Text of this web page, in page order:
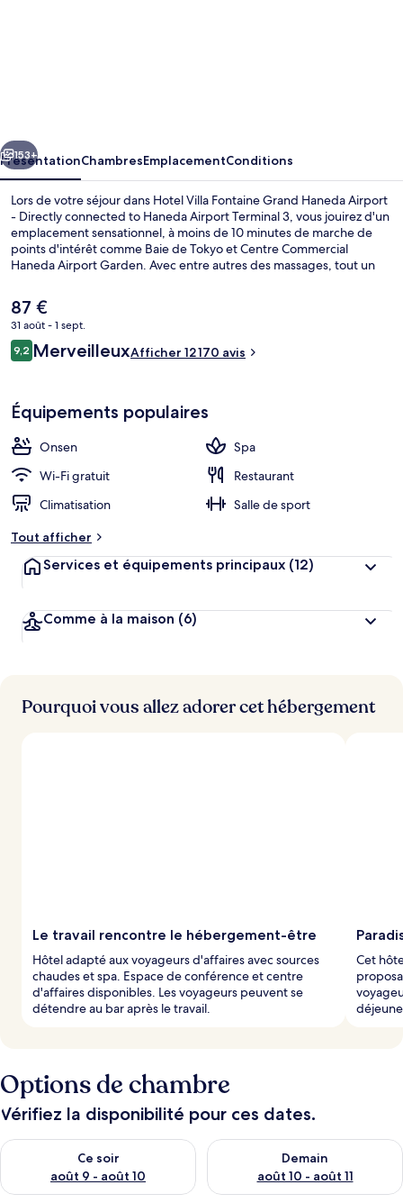
Haneda
Airport
Directly
connected
Haneda
Airport
Terminal
Extérieur
Suivant
153+
PrésentationChambresEmplacementConditions
Lors de votre séjour dans Hotel Villa Fontaine Grand Haneda Airport
- Directly connected to Haneda Airport Terminal 3, vous jouirez d'un
emplacement sensationnel, à moins de 10 minutes de marche de
points d'intérêt comme Baie de Tokyo et Centre Commercial
Haneda Airport Garden. Avec entre autres des massages, tout un
l'établissement オールデイダイニング グランドエール, l'un des 2
restaurants, vous accueille au moment du petit déjeuner, du
déjeuner et du dîner. Au menu des petits plus offerts sur place, on
trouve une salle de fitness et un bar / salon. Sympa non ? La literie
de qualité et le personnel attentionné remportent un franc succès
min à pied.
Le
prix
actuel
est
87 €
31 août - 1 sept.
Avis
voyageurs
9,29,2 sur 10
MerveilleuxAfficher 12 170 avis
Équipements populaires
Onsen
Spa
Wi-Fi gratuit
Restaurant
Climatisation
Salle de sport
Tout afficher
Services et équipements principaux (12)
Comme à la maison (6)
Pourquoi vous allez adorer cet hébergement
Le travail rencontre le hébergement-être
Hôtel adapté aux voyageurs d'affaires avec sources
chaudes et spa. Espace de conférence et centre
d'affaires disponibles. Les voyageurs peuvent se
détendre au bar après le travail.
Cet
Options de chambre
Vérifiez la disponibilité pour ces dates.
Ce soir
août 9 - août 10
Vérifier la disponibilité pour ce soir août 9 - août 10
Demain
août 10 - août 11
Vérifier la disponibilité pour